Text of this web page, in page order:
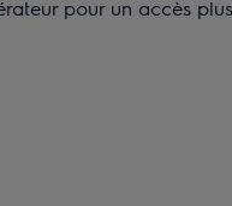
pour un accès